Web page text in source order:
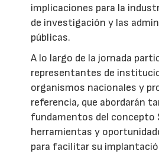
implicaciones para la
de investigación y las
públicas.
A lo largo de la jornada
representantes de
organismos nacionales y
referencia, que abordarán
fundamentos del concepto
herramientas y
para facilitar su